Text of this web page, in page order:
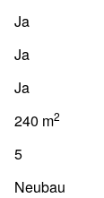
Ja
Ja
Ja
240 m2
5
Neubau